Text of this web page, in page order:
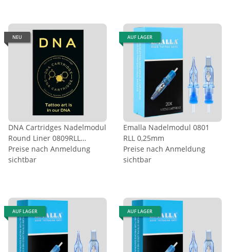
NEU
DNA Cartridges Nadelmodul
Round Liner 0809RLL
0,25mm
Preise nach Anmeldung
sichtbar
AUF LAGER
Emalla Nadelmodul 0801
RLL 0,25mm
Preise nach Anmeldung
sichtbar
AUF LAGER AUF LAGER